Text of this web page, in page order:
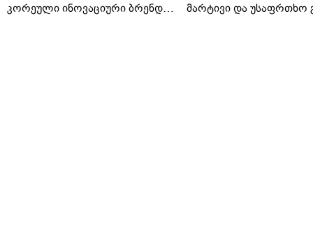
კორეული ინოვაციური ბრენდი
მარტივი და უსაფრთხო